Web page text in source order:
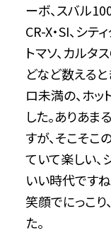
ーボ、スバル
CR-X・SI、シテ
トマソ、カルタ
どなど数える
ロ未満の、ホ
した。ありあ
すが、そこそこ
ていて楽しい、
いい時代です
笑顔でにっこり
た。